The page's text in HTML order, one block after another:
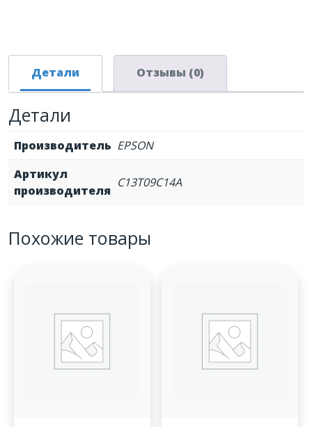
черными
чернилами
70
мл
(7200
стр.)
Детали Отзывы (0)
Детали
Производитель EPSON
Артикул
производителя
C13T09C14A
Похожие товары